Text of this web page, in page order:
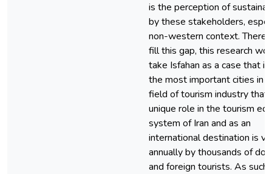
is the perception of
by these stakeholders,
non-western context.
fill this gap, this research
take Isfahan as a case that
the most important cities in
field of tourism industry that
unique role in the tourism
system of Iran and as an
international destination is
annually by thousands of
and foreign tourists. As